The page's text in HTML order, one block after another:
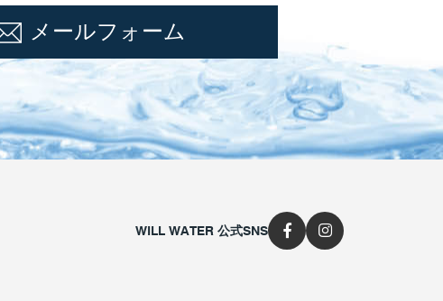
メールフォーム
WILL WATER 公式SNS